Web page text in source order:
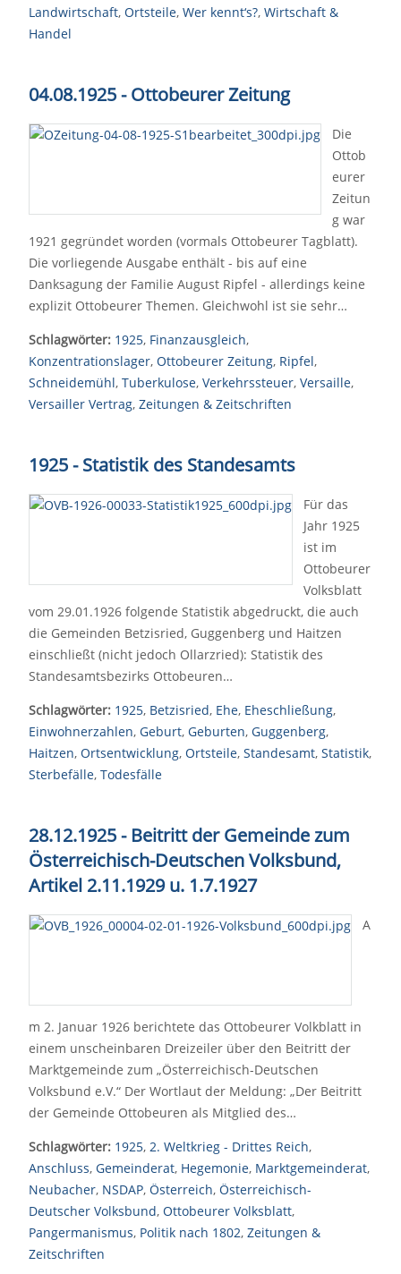
Landwirtschaft, Ortsteile, Wer kennt‘s?, Wirtschaft &
Handel
04.08.1925 - Ottobeurer Zeitung
Die
Ottob
eurer
Zeitun
g war
1921 gegründet worden (vormals Ottobeurer Tagblatt).
Die vorliegende Ausgabe enthält - bis auf eine
Danksagung der Familie August Ripfel - allerdings keine
explizit Ottobeurer Themen. Gleichwohl ist sie sehr…
Schlagwörter: 1925, Finanzausgleich,
Konzentrationslager, Ottobeurer Zeitung, Ripfel,
Schneidemühl, Tuberkulose, Verkehrssteuer, Versaille,
Versailler Vertrag, Zeitungen & Zeitschriften
1925 - Statistik des Standesamts
Für das
Jahr 1925
ist im
Ottobeurer
Volksblatt
vom 29.01.1926 folgende Statistik abgedruckt, die auch
die Gemeinden Betzisried, Guggenberg und Haitzen
einschließt (nicht jedoch Ollarzried): Statistik des
Standesamtsbezirks Ottobeuren…
Schlagwörter: 1925, Betzisried, Ehe, Eheschließung,
Einwohnerzahlen, Geburt, Geburten, Guggenberg,
Haitzen, Ortsentwicklung, Ortsteile, Standesamt, Statistik,
Sterbefälle, Todesfälle
28.12.1925 - Beitritt der Gemeinde zum
Österreichisch-Deutschen Volksbund,
Artikel 2.11.1929 u. 1.7.1927
A
m 2. Januar 1926 berichtete das Ottobeurer Volkblatt in
einem unscheinbaren Dreizeiler über den Beitritt der
Marktgemeinde zum „Österreichisch-Deutschen
Volksbund e.V.“ Der Wortlaut der Meldung: „Der Beitritt
der Gemeinde Ottobeuren als Mitglied des…
Schlagwörter: 1925, 2. Weltkrieg - Drittes Reich,
Anschluss, Gemeinderat, Hegemonie, Marktgemeinderat,
Neubacher, NSDAP, Österreich, Österreichisch-
Deutscher Volksbund, Ottobeurer Volksblatt,
Pangermanismus, Politik nach 1802, Zeitungen &
Zeitschriften